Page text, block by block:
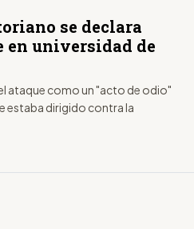
se declara
en universidad de
ataque como un "acto de odio"
estaba dirigido contra la